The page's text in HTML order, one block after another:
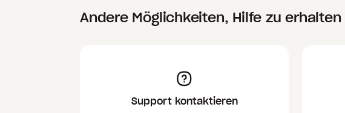
Andere Möglichkeiten, Hilfe zu erhalten
Support kontaktieren